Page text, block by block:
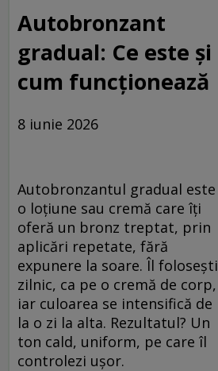
Autobronzant
gradual: Ce este și
cum funcționează
8 iunie 2026
Autobronzantul gradual este
o loțiune sau cremă care îți
oferă un bronz treptat, prin
aplicări repetate, fără
expunere la soare. Îl folosești
zilnic, ca pe o cremă de corp,
iar culoarea se intensifică de
la o zi la alta. Rezultatul? Un
ton cald, uniform, pe care îl
controlezi ușor.